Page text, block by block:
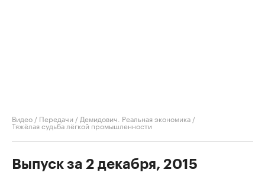
Видео / Передачи / Демидович. Реальная экономика /
Тяжёлая судьба лёгкой промышленности
Выпуск за 2 декабря, 2015